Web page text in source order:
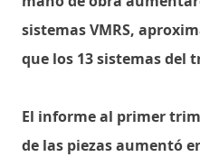
sistemas VMRS,
que los 13 sistemas del
El informe al primer
de las piezas aumentó